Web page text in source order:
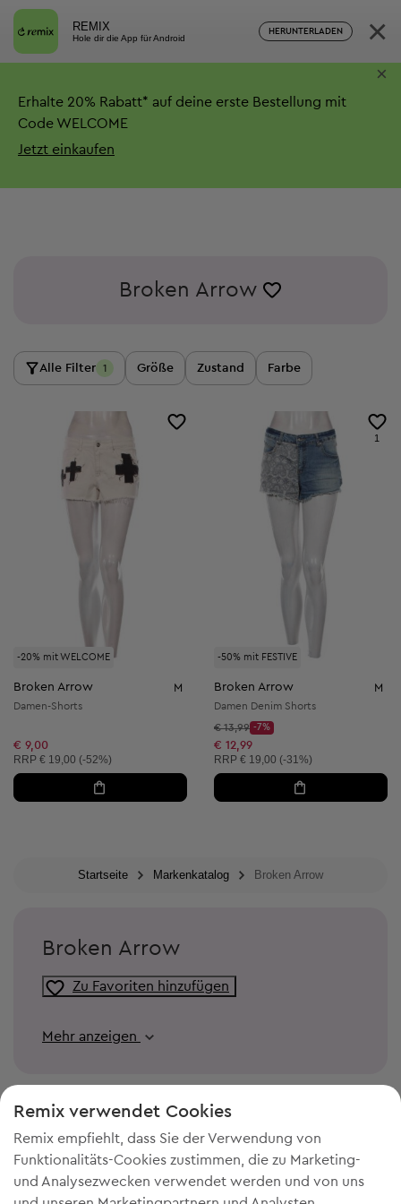
REMIX
Hole dir die App für Android
HERUNTERLADEN ×
Erhalte 20% Rabatt* auf deine erste Bestellung mit
Code WELCOME
Jetzt einkaufen
×
Broken Arrow
Alle Filter 1 Größe Zustand Farbe
-20% mit WELCOME
Broken Arrow M
Damen-Shorts
€ 9,00
Unverbindliche Preisempfehlung:
RRP € 19,00 (-52%)
-50% mit FESTIVE
1
Broken Arrow M
Damen Denim Shorts
Startpreis:
€ 13,99
Discount Price:
-7%
Reduzierter Preis:
€ 12,99
Unverbindliche Preisempfehlung:
RRP € 19,00 (-31%)
Startseite Markenkatalog Broken Arrow
Broken Arrow
Zu Favoriten hinzufügen
Mehr anzeigen
Remix verwendet Cookies
Remix empfiehlt, dass Sie der Verwendung von
Funktionalitäts-Cookies zustimmen, die zu Marketing-
und Analysezwecken verwendet werden und von uns